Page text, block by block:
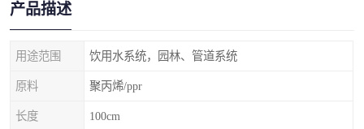
产品描述
用途范围 饮用水系统，园林、管道系统
原料 聚丙烯/ppr
长度 100cm